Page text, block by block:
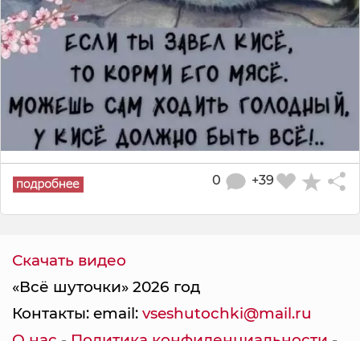
+39
0
Скачать видео
«Всё шуточки» 2026 год
Контакты: email: vseshutochki@mail.ru